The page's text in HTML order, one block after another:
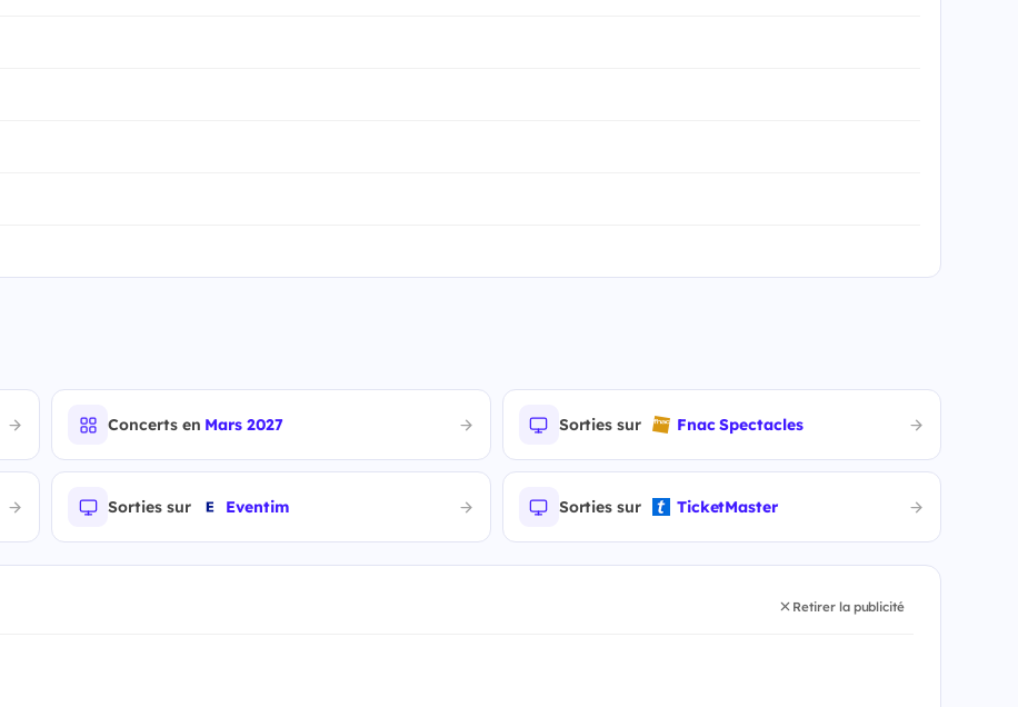
Concerts en Mars 2027 Sorties sur Fnac Spectacles
Sorties sur Eventim Sorties sur TicketMaster
Retirer la publicité